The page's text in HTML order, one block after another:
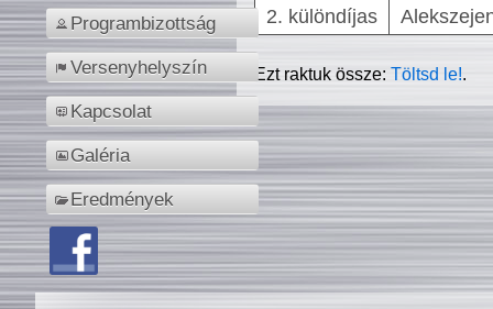
Programbizottság
Versenyhelyszín
Kapcsolat
Galéria
Eredmények
2. különdíjas
Ezt raktuk össze:Töltsd le!.